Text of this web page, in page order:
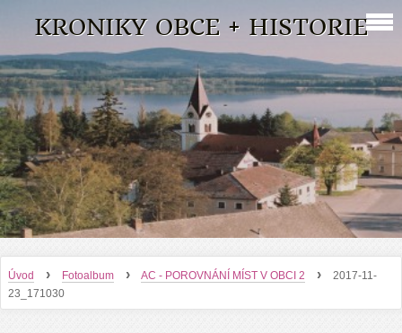
KRONIKY OBCE + HISTORIE
Úvod › Fotoalbum › AC - POROVNÁNÍ MÍST V OBCI 2 ›
2017-11-
23_171030